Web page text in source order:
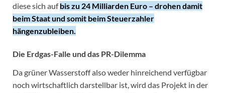
diese sich aufbis zu 24 Milliarden Euro – drohen damit
beim Staat und somit beim Steuerzahler
hängenzubleiben.
Die Erdgas-Falle und das PR-Dilemma
Da grüner Wasserstoff also weder hinreichend verfügbar
noch wirtschaftlich darstellbar ist, wird das Projekt in der